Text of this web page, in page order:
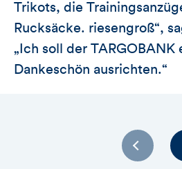
Trikots, die
Rucksäcke. riesengroß“,
„Ich soll der TARGOBANK
Dankeschön ausrichten.“